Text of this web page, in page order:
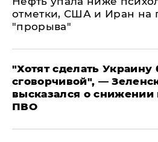
отметки, США и Иран на
"прорыва"
​"Хотят сделать Украину
сговорчивой", —
высказался о снижении
ПВО